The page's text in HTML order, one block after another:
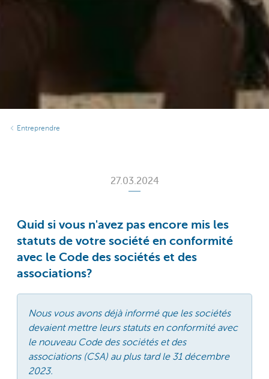
Entreprendre
27.03.2024
Quid si vous n'avez pas encore mis les
statuts de votre société en conformité
avec le Code des sociétés et des
associations?
Nous vous avons déjà informé que les sociétés
devaient mettre leurs statuts en conformité avec
le nouveau Code des sociétés et des
associations (CSA) au plus tard le 31 décembre
2023.